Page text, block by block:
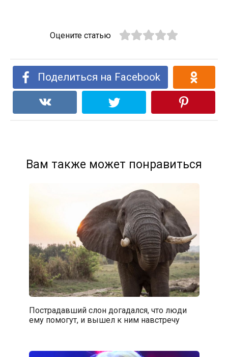
Оцените статью
Поделиться на Facebook
Вам также может понравиться
Пострадавший слон догадался, что люди
ему помогут, и вышел к ним навстречу